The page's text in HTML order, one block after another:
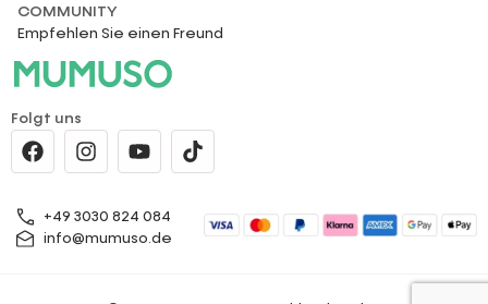
Folgt uns
COMMUNITY
Empfehlen Sie einen Freund
+49 3030 824 084
info@mumuso.de